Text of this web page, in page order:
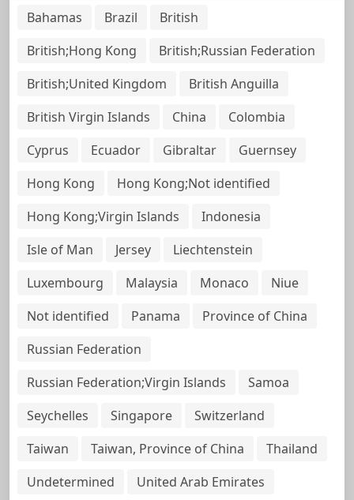
Bahamas Brazil
British
British;Hong Kong
British;Russian Federation
British;United Kingdom
British Anguilla
British Virgin Islands
China
Colombia
Cyprus
Ecuador Gibraltar
Guernsey
Hong Kong
Hong Kong;Not identified
Hong Kong;Virgin Islands
Indonesia
Isle of Man
Jersey
Liechtenstein
Luxembourg
Malaysia Monaco
Niue
Not identified
Panama
Province of China
Russian Federation
Russian Federation;Virgin Islands
Samoa
Seychelles
Singapore
Switzerland
Taiwan
Taiwan, Province of China
Thailand
Undetermined
United Arab Emirates